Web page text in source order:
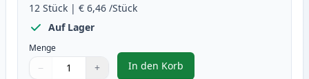
12 Stück | € 6,46 /Stück
Auf Lager
Menge
Verwenden Sie die Tasten, um anzupassen
− +
1
In den Korb
, 12 stück Canon PGI-570XL &